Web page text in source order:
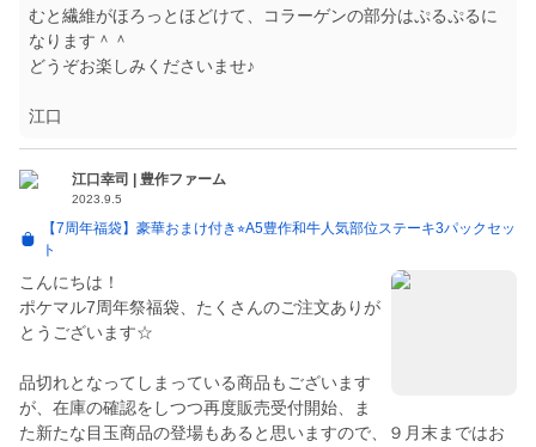
むと繊維がほろっとほどけて、コラーゲンの部分はぷるぷるに
なります＾＾
どうぞお楽しみくださいませ♪
江口
江口幸司 | 豊作ファーム
2023.9.5
【7周年福袋】豪華おまけ付き⭐︎A5豊作和牛人気部位ステーキ3パックセッ
ト
こんにちは！
ポケマル7周年祭福袋、たくさんのご注文ありが
とうございます☆
品切れとなってしまっている商品もございます
が、在庫の確認をしつつ再度販売受付開始、ま
た新たな目玉商品の登場もあると思いますので、９月末まではお